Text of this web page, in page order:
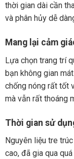
thời gian dài cần
và phân hủy dễ
Mang lại cảm
Lựa chọn trang trí
bạn không gian
chống nóng rất tốt
mà vẫn rất thoáng
Thời gian sử
Nguyên liệu tre
cao, đã gia qua